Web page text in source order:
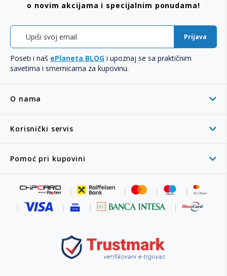
O nama
Korisnički servis
Pomoć pri kupovini
o novim akcijama i specijalnim ponudama!
Prijava
Poseti i naš ePlaneta BLOG i upoznaj se sa praktičnim
savetima i smernicama za kupovinu.